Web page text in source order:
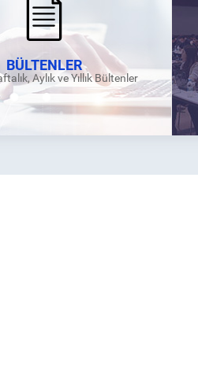
BÜLTENLER
Aylık ve Yıllık Bültenler